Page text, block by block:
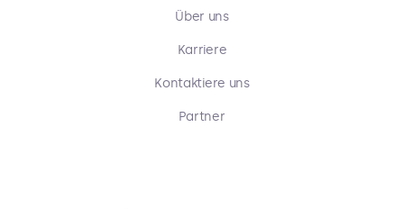
Über uns
Karriere
Kontaktiere uns
Partner